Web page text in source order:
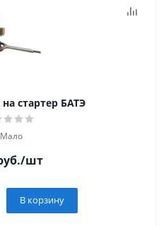
стартер БАТЭ
Мало
/шт
В корзину